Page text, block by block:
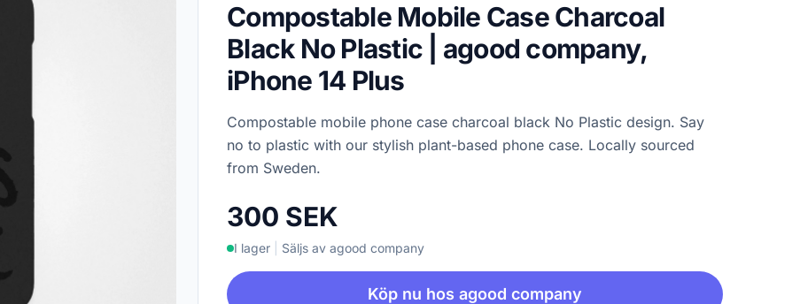
Compostable Mobile Case Charcoal
Black No Plastic | agood company,
iPhone 14 Plus
Compostable mobile phone case charcoal black No Plastic design. Say
no to plastic with our stylish plant-based phone case. Locally sourced
from Sweden.
300 SEK
I lager Säljs av agood company
Köp nu hos agood company